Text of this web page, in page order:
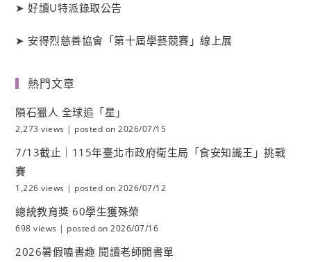
➤好讀U特派錄取公告
➤ 安得烈慈善協會「第十屆學藝競賽」線上展
熱門文章
隕石獵人 全球追「星」
2,273 views | posted on 2026/07/15
7/13截止｜115年臺北市政府衛生局「食安知識王」挑戰
賽
1,226 views | posted on 2026/07/12
總統教育獎 60學生獲殊榮
698 views | posted on 2026/07/16
2026暑假嗑書趣 閱讀老師開書單